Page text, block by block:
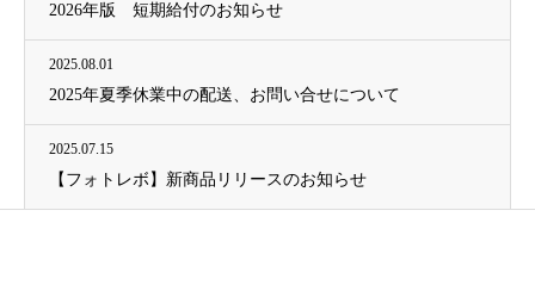
2026年版 短期給付のお知らせ
2025.08.01
2025年夏季休業中の配送、お問い合せについて
2025.07.15
【フォトレボ】新商品リリースのお知らせ